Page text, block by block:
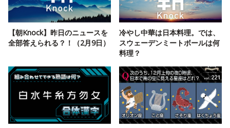
【朝Knock】昨日のニュースを
全部答えられる？！（2月9日）
冷やし中華は日本料理。では、
スウェーデンミートボールは何
料理？